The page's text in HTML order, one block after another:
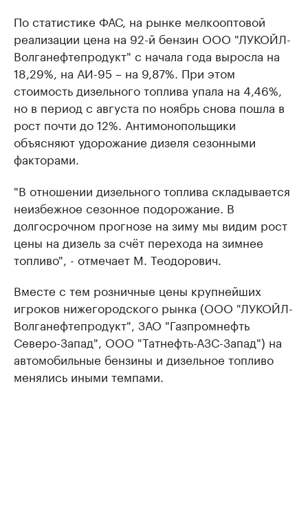
По статистике ФАС, на рынке мелкооптовой
реализации цена на 92-й бензин ООО "ЛУКОЙЛ-
Волганефтепродукт" с начала года выросла на
18,29%, на АИ-95 – на 9,87%. При этом
стоимость дизельного топлива упала на 4,46%,
но в период с августа по ноябрь снова пошла в
рост почти до 12%. Антимонопольщики
объясняют удорожание дизеля сезонными
факторами.
"В отношении дизельного топлива складывается
неизбежное сезонное подорожание. В
долгосрочном прогнозе на зиму мы видим рост
цены на дизель за счёт перехода на зимнее
топливо", - отмечает М. Теодорович.
Вместе с тем розничные цены крупнейших
игроков нижегородского рынка (ООО "ЛУКОЙЛ-
Волганефтепродукт", ЗАО "Газпромнефть
Северо-Запад", ООО "Татнефть-АЗС-Запад") на
автомобильные бензины и дизельное топливо
менялись иными темпами.